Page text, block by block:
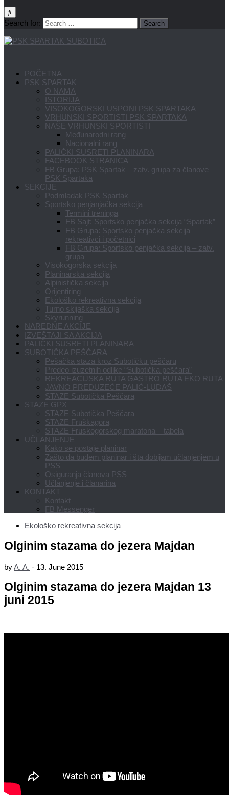
Search for:
POČETNA
PSK SPARTAK
O NAMA
ISTORIJA
VISOKOGORSKI USPONI PSK SPARTAKA
VRHUNSKI SPORTISTI PSK SPARTAKA
NAŠE VRHUNSKI SPORTISTI
Međunarodni rang
Nacionalni rang
PALIČKI SUSRETI PLANINARA
FACEBOOK STRANICA
FB Grupa: PSK Spartak – zatv. grupa za članove
PSK Spartaka
SEKCIJE
Podmladak PSK Spartak
Sportsko penjanjačka sekcija
Termini treninga
FB Sajt: Sportsko penjačka sekcija “Spartak”
FB Grupa: Sportsko penjačka sekcija –
rekreativci i početnici
FB Grupa: Sportsko penjačka sekcija – zatv.
grupa
Visokogorska sekcija
Planinarska sekcija
Alpinistička sekcija
Orijentiring
Ekološko rekreativna sekcija
Turno skijaška sekcija
Skyrunning
NAREDNE AKCIJE
IZVEŠTAJI SA AKCIJA
PALIČKI SUSRETI PLANINARA
SUBOTIČKA PEŠČARA
Pešačka staza kroz Subotičku peščaru
Predeo izuzetnih odlike “Subotička peščara”
REKREACIJSKA RUTA GASTRO RUTA EKO RUTA
JAVNO PREDUZEĆE PALIĆ-LUDAŠ
STAZE Subotička Peščara
STAZE GPX
STAZE Subotička Peščara
STAZE Fruškagora
STAZE Fruskogorskog maratona – tabela
UČLANJENJE
Kako se postaje planinar
Zašto da budem planinar i šta dobijam učlanjenjem u
PSS
Osiguranja članova PSS
Učlanjenje i članarina
KONTAKT
Kontakt
FB Messenger
Ekološko rekreativna sekcija
Olginim stazama do jezera Majdan
byA. A. · 13. June 2015
Olginim stazama do jezera Majdan 13
juni 2015